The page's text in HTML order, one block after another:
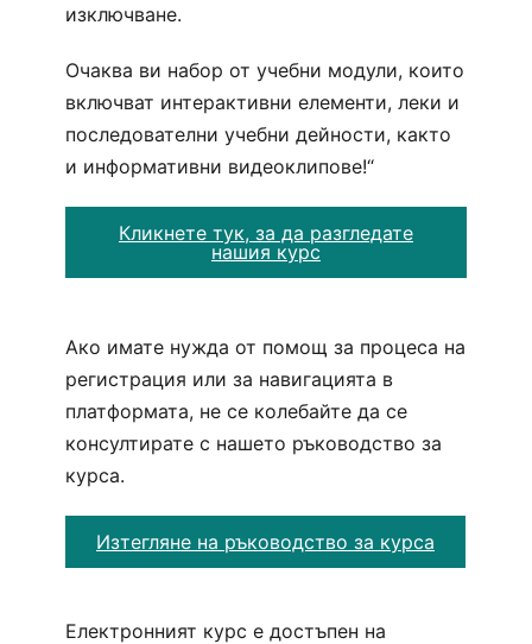
изключване.
Очаква ви набор от учебни модули, които
включват интерактивни елементи, леки и
последователни учебни дейности, както
и информативни видеоклипове!“
Кликнете тук, за да разгледате
нашия курс
Ако имате нужда от помощ за процеса на
регистрация или за навигацията в
платформата, не се колебайте да се
консултирате с нашето ръководство за
курса.
Изтегляне на ръководство за курса
Електронният курс е достъпен на